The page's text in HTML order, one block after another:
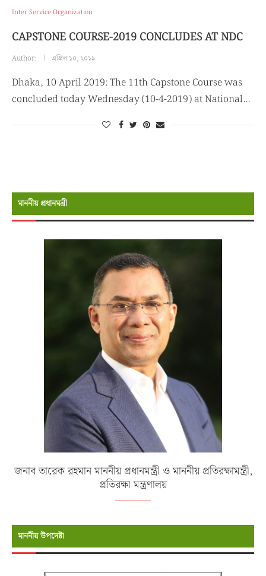
Inter Service Organization
CAPSTONE COURSE-2019 CONCLUDES AT NDC
Author: এপ্রিল ১০, ২০১৯
Dhaka, 10 April 2019: The 11th Capstone Course was
concluded today Wednesday (10-4-2019) at National…
মাননীয় প্রধানমন্রী
জনাব তারেক রহমান মাননীয় প্রধানমন্ত্রী ও মাননীয় প্রতিরক্ষামন্ত্রী,
প্রতিরক্ষা মন্ত্রণালয়
মাননীয় উপদেষ্টা